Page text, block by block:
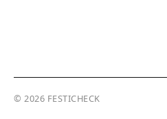
© 2026 FESTICHECK